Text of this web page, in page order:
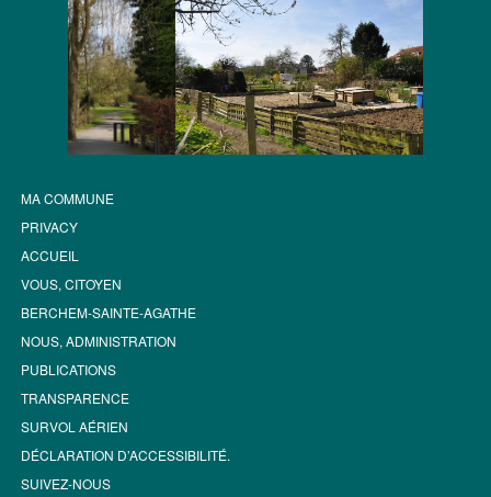
MA COMMUNE
PRIVACY
ACCUEIL
VOUS, CITOYEN
BERCHEM-SAINTE-AGATHE
NOUS, ADMINISTRATION
PUBLICATIONS
TRANSPARENCE
SURVOL AÉRIEN
DÉCLARATION D’ACCESSIBILITÉ.
SUIVEZ-NOUS